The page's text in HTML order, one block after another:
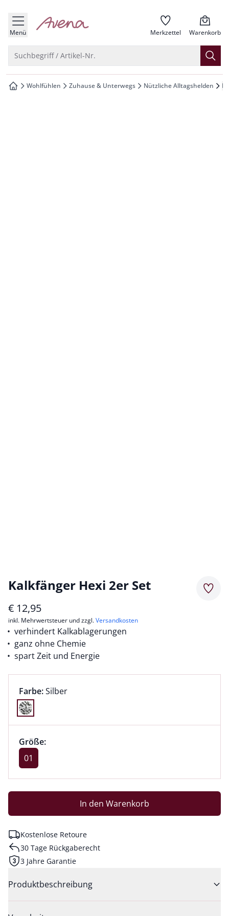
springen
springen
springen
springen
Menü zur Startseite Merkzettel Warenkorb
Suchbegriff / Artikel-Nr.
zur Startseite
Wohlfühlen Zuhause & Unterwegs Nützliche Alltagshelden
Kalkfänger Hexi 2er Set
€ 12,95
inkl. Mehrwertsteuer und zzgl.Versandkosten
verhindert Kalkablagerungen
ganz ohne Chemie
spart Zeit und Energie
Farbauswahl:
Farbe:aktuell ausgewählt:
Silber
Farbe Silber ausgewählt
Größenauswahl:
Größe:
Größe 01 ausgewählt
01
In den Warenkorb
Kostenlose Retoure
30 Tage Rückgaberecht
3 Jahre Garantie
Produktbeschreibung